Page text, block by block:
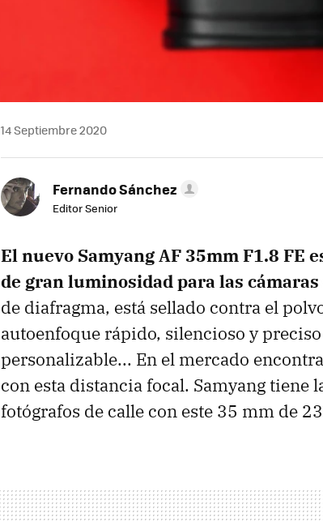
14 Septiembre 2020
Fernando Sánchez
Editor Senior
El nuevo Samyang AF 35mm F1.8 FE
de gran luminosidad para las cámaras
de diafragma, está sellado contra el
autoenfoque rápido, silencioso y
personalizable... En el mercado
con esta distancia focal. Samyang
fotógrafos de calle con este 35 mm de